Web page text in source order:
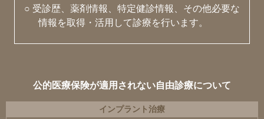
○ 受診歴、薬剤情報、特定健診情報、その他必要な
情報を取得・活用して診療を行います。
公的医療保険が適用されない自由診療について
インプラント治療